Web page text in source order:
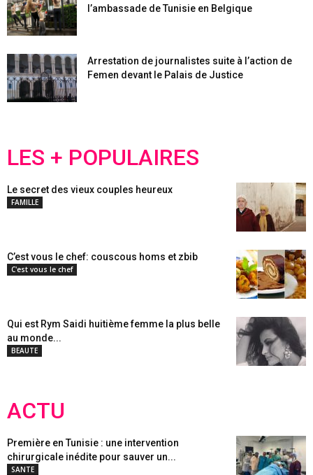
l’ambassade de Tunisie en Belgique
Arrestation de journalistes suite à l’action de
Femen devant le Palais de Justice
LES + POPULAIRES
Le secret des vieux couples heureux
FAMILLE
C’est vous le chef: couscous homs et zbib
C'est vous le chef
Qui est Rym Saidi huitième femme la plus belle
au monde...
BEAUTE
ACTU
Première en Tunisie : une intervention
chirurgicale inédite pour sauver un...
SANTE